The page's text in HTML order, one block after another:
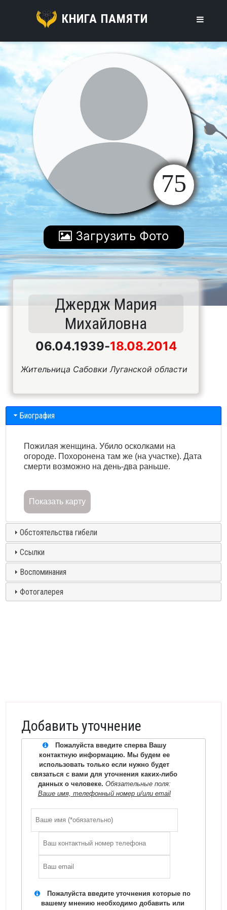
КНИГА ПАМЯТИ
75
Загрузить Фото
Джердж Мария
Михайловна
06.04.1939-18.08.2014
Жительница Сабовки Луганской области
Биография
Пожилая женщина. Убило осколками на
огороде. Похоронена там же (на участке). Дата
смерти возможно на день-два раньше.
Показать карту
Обстоятельства гибели
Ссылки
Воспоминания
Фотогалерея
Добавить уточнение
Пожалуйста введите сперва Вашу
контактную информацию. Мы будем ее
использовать только если нужно будет
связаться с вами для уточнения каких-либо
данных о человеке. Обязательные поля:
Ваше имя, телефонный номер и/или email
Пожалуйста введите уточнения которые по
вашему мнению необходимо добавить или